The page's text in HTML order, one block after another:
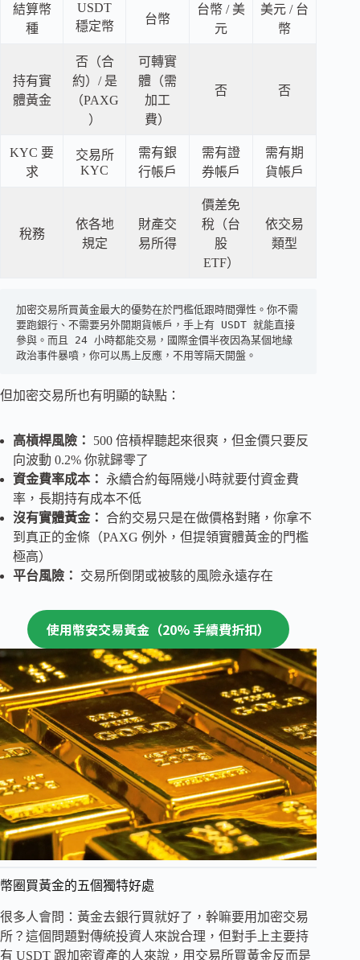
結算幣
種
USDT
穩定幣
台幣
台幣 / 美
元
美元 / 台
幣
持有實
體黃金
否（合
約）/ 是
（PAXG
）
可轉實
體（需
加工
費）
否 否
KYC 要
求
交易所
KYC
需有銀
行帳戶
需有證
券帳戶
需有期
貨帳戶
稅務
依各地
規定
財產交
易所得
價差免
稅（台
股
ETF）
依交易
類型
加密交易所買黃金最大的優勢在於門檻低跟時間彈性。你不需
要跑銀行、不需要另外開期貨帳戶，手上有 USDT 就能直接
參與。而且 24 小時都能交易，國際金價半夜因為某個地緣
政治事件暴噴，你可以馬上反應，不用等隔天開盤。
但加密交易所也有明顯的缺點：
高槓桿風險：
500 倍槓桿聽起來很爽，但金價只要反
向波動 0.2% 你就歸零了
資金費率成本：
永續合約每隔幾小時就要付資金費
率，長期持有成本不低
沒有實體黃金： 合約交易只是在做價格對賭，你拿不
到真正的金條（PAXG 例外，但提領實體黃金的門檻
極高）
平台風險：
交易所倒閉或被駭的風險永遠存在
使用幣安交易黃金（20% 手續費折扣）
幣圈買黃金的五個獨特好處
很多人會問：黃金去銀行買就好了，幹嘛要用加密交易
所？這個問題對傳統投資人來說合理，但對手上主要持
有 USDT 跟加密資產的人來說，用交易所買黃金反而是